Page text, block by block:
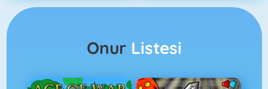
Onur Listesi